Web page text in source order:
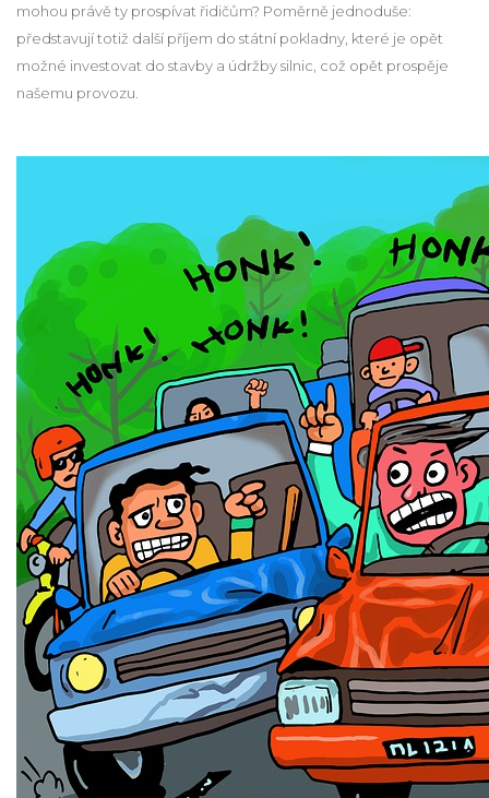
mohou právě ty prospívat řidičům? Poměrně jednoduše:
představují totiž další příjem do státní pokladny, které je opět
možné investovat do stavby a údržby silnic, což opět prospěje
našemu provozu.